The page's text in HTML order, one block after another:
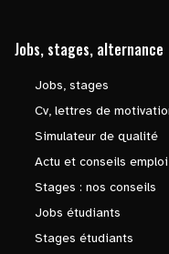
Jobs, stages, alternance
Jobs, stages
Cv, lettres de
Simulateur de qualité
Actu et conseils emploi
Stages : nos conseils
Jobs étudiants
Stages étudiants